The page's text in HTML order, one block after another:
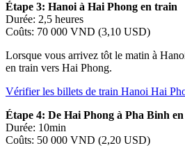
Étape 3: Hanoi à Hai Phong en train
Durée: 2,5 heures
Coûts: 70 000 VND (3,10 USD)
Lorsque vous arrivez tôt le matin à
en train vers Hai Phong.
Vérifier les billets de train Hanoi Hai
Étape 4: De Hai Phong à Pha Binh
Durée: 10min
Coûts: 50 000 VND (2,20 USD)